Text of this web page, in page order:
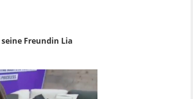
seine Freundin Lia